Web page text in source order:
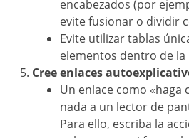
encabezados (por
evite fusionar o dividir
Evite utilizar tablas
elementos dentro de la
Cree enlaces
Un enlace como «haga
nada a un lector de
Para ello, escriba la